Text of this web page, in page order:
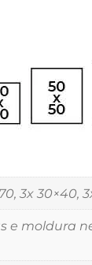
3x 30×40,
e moldura